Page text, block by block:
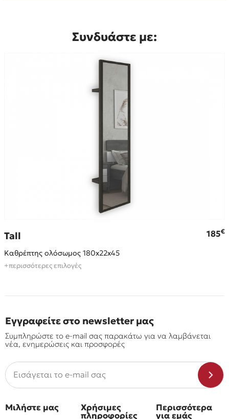
Συνδυάστε με:
Tall 185€
Καθρέπτης ολόσωμος 180x22x45
+περισσότερες επιλογές
Εγγραφείτε στο newsletter μας
Συμπληρώστε το e-mail σας παρακάτω για να λαμβάνεται
νέα, ενημερώσεις και προσφορές
Μιλήστε μας Χρήσιμες
πληροφορίες
Περισσότερα
για εμάς